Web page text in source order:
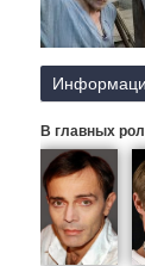
В главных